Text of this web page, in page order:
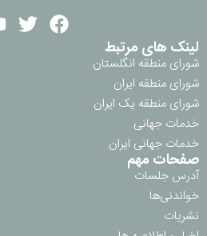
لینک های مرتبط
شورای منطقه انگلستان
شورای منطقه ایران
شورای منطقه یک ایران
خدمات جهانی
خدمات جهانی ایران
صفحات مهم
آدرس جلسات
خواندنی‌ها
نشریات